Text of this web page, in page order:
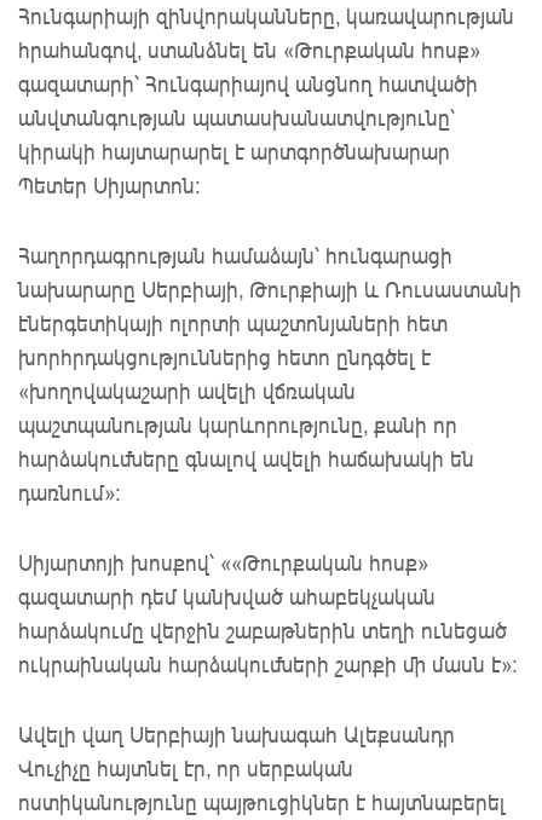
Հունգարիայի զինվորականները, կառավարության
հրահանգով, ստանձնել են «Թուրքական հոսք»
գազատարի՝ Հունգարիայով անցնող հատվածի
անվտանգության պատասխանատվությունը՝
կիրակի հայտարարել է արտգործնախարար
Պետեր Սիյարտոն։
Հաղորդագրության համաձայն՝ հունգարացի
նախարարը Սերբիայի, Թուրքիայի և Ռուսաստանի
էներգետիկայի ոլորտի պաշտոնյաների հետ
խորհրդակցություններից հետո ընդգծել է
«խողովակաշարի ավելի վճռական
պաշտպանության կարևորությունը, քանի որ
հարձակումները գնալով ավելի հաճախակի են
դառնում»։
Սիյարտոյի խոսքով՝ ««Թուրքական հոսք»
գազատարի դեմ կանխված ահաբեկչական
հարձակումը վերջին շաբաթներին տեղի ունեցած
ուկրաինական հարձակումների շարքի մի մասն է»։
Ավելի վաղ Սերբիայի նախագահ Ալեքսանդր
Վուչիչը հայտնել էր, որ սերբական
ոստիկանությունը պայթուցիկներ է հայտնաբերել